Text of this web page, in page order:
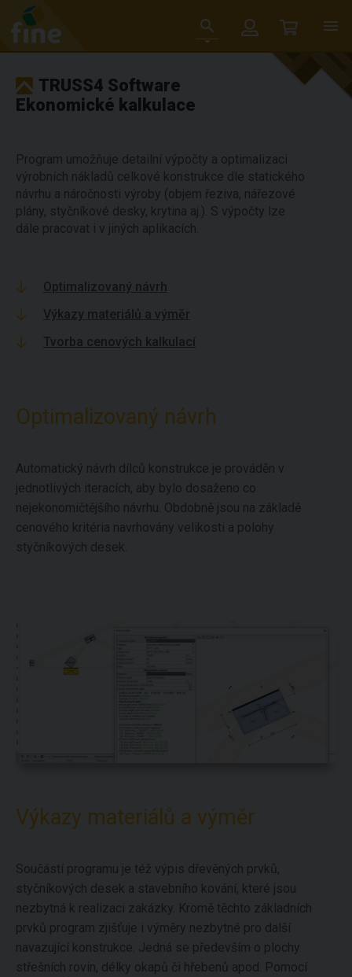
TRUSS4 Software
Ekonomické kalkulace
Program umožňuje detailní výpočty a optimalizaci
výrobních nákladů celkové konstrukce dle statického
návrhu a náročnosti výroby (objem řeziva, nářezové
plány, styčníkové desky, krytina aj.). S výpočty lze
dále pracovat i v jiných aplikacích.
Optimalizovaný návrh
Výkazy materiálů a výměr
Tvorba cenových kalkulací
Optimalizovaný návrh
Automatický návrh dílců konstrukce je prováděn v
jednotlivých iteracích, aby bylo dosaženo co
nejekonomičtějšího návrhu. Obdobně jsou na základě
cenového kritéria navrhovány velikosti a polohy
styčníkových desek.
Výkazy materiálů a výměr
Součástí programu je též výpis dřevěných prvků,
styčníkových desek a stavebního kování, které jsou
nezbytná k realizaci zakázky. Kromě těchto základních
prvků program zjišťuje i výměry nezbytné pro další
navazující konstrukce. Jedná se především o plochy
střešních rovin, délky okapů či hřebenů apod. Pomocí